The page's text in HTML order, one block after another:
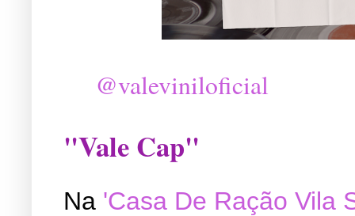
@valeviniloficial
"Vale Cap"
Na 'Casa De Ração Vila